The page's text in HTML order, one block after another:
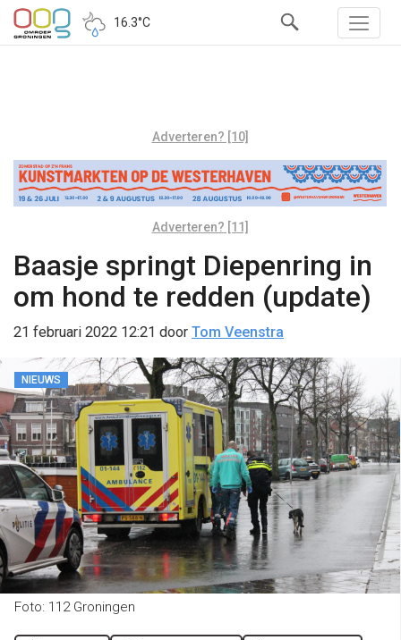
16.3°C
Adverteren? [10]
Adverteren? [11]
Baasje springt Diepenring in
om hond te redden (update)
21 februari 2022 12:21 door Tom Veenstra
NIEUWS
Foto: 112 Groningen